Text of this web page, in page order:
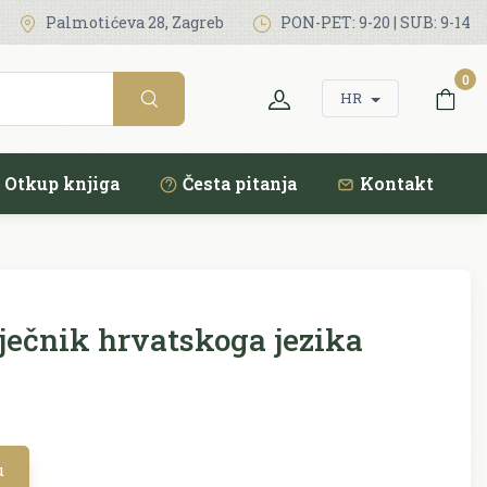
Palmotićeva 28, Zagreb PON-PET: 9-20 | SUB: 9-14
HR
0
Otkup knjiga Česta pitanja Kontakt
hrvatskoga jezika